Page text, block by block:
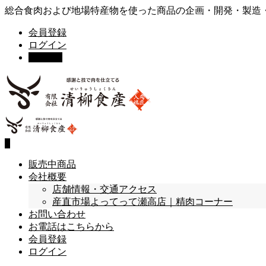
総合食肉および地場特産物を使った商品の企画・開発・製造
会員登録
ログイン
販売中商品
会社概要
店舗情報・交通アクセス
産直市場よってって瀬高店｜精肉コーナー
お問い合わせ
お電話はこちらから
会員登録
ログイン